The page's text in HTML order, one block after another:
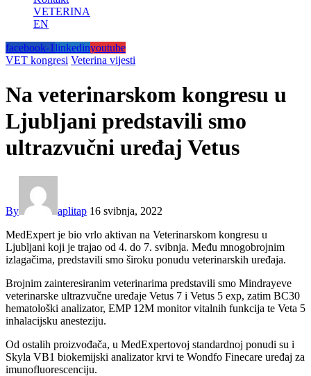
VETERINA
EN
facebook-1linkedinyoutube
VET kongresi Veterina vijesti
Na veterinarskom kongresu u
Ljubljani predstavili smo
ultrazvučni uređaj Vetus
By aplitap 16 svibnja, 2022
MedExpert je bio vrlo aktivan na Veterinarskom kongresu u
Ljubljani koji je trajao od 4. do 7. svibnja. Među mnogobrojnim
izlagačima, predstavili smo široku ponudu veterinarskih uređaja.
Brojnim zainteresiranim veterinarima predstavili smo Mindrayeve
veterinarske ultrazvučne uređaje Vetus 7 i Vetus 5 exp, zatim BC30
hematološki analizator, EMP 12M monitor vitalnih funkcija te Veta 5
inhalacijsku anesteziju.
Od ostalih proizvođača, u MedExpertovoj standardnoj ponudi su i
Skyla VB1 biokemijski analizator krvi te Wondfo Finecare uređaj za
imunofluorescenciju.